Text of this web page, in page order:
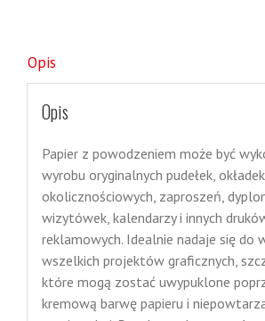
Opis
Opis
Papier z powodzeniem może być
wyrobu oryginalnych pudełek,
okolicznościowych, zaproszeń,
wizytówek, kalendarzy i innych
reklamowych. Idealnie nadaje się do
wszelkich projektów graficznych,
które mogą zostać uwypuklone
kremową barwę papieru i